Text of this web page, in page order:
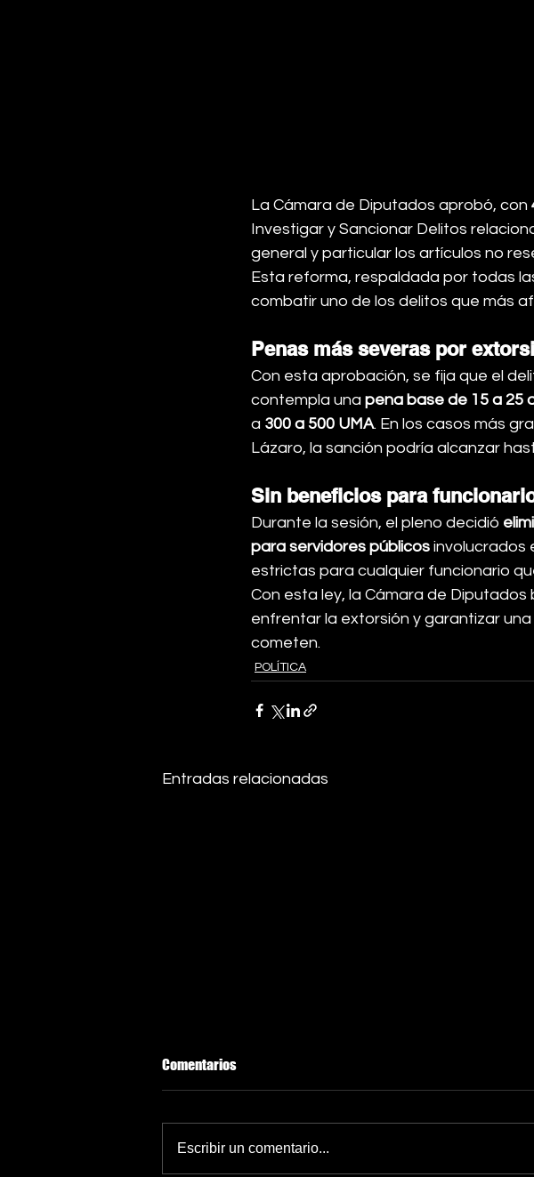
La Cámara de Diputados aprobó, con
Investigar y Sancionar Delitos
general y particular los artículos no
Esta reforma, respaldada por todas
combatir uno de los delitos que más
Penas más severas por
Con esta aprobación, se fija que el
contempla una pena base de 15 a 25
a 300 a 500 UMA. En los casos más
Lázaro, la sanción podría alcanzar
Sin beneficios para
Durante la sesión, el pleno decidió
para servidores públicos involucrados
estrictas para cualquier funcionario
Con esta ley, la Cámara de
enfrentar la extorsión y garantizar
cometen.
POLÍTICA
Entradas relacionadas
Comentarios
Escribir un comentario...